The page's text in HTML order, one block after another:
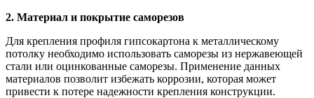
2. Материал и покрытие саморезов
Для крепления профиля гипсокартона к металлическому
потолку необходимо использовать саморезы из нержавеющей
стали или оцинкованные саморезы. Применение данных
материалов позволит избежать коррозии, которая может
привести к потере надежности крепления конструкции.